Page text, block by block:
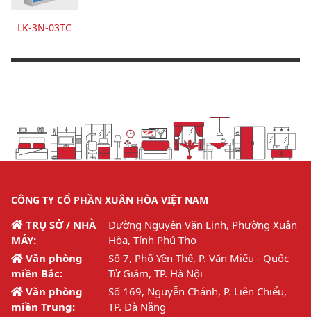
LK-3N-03TC
CÔNG TY CỔ PHẦN XUÂN HÒA VIỆT NAM
TRỤ SỞ / NHÀ
MÁY:
Đường Nguyễn Văn Linh, Phường Xuân
Hòa, Tỉnh Phú Thọ
Văn phòng
miền Bắc:
Số 7, Phố Yên Thế, P. Văn Miếu - Quốc
Tử Giám, TP. Hà Nội
Văn phòng
miền Trung:
Số 169, Nguyễn Chánh, P. Liên Chiểu,
TP. Đà Nẵng